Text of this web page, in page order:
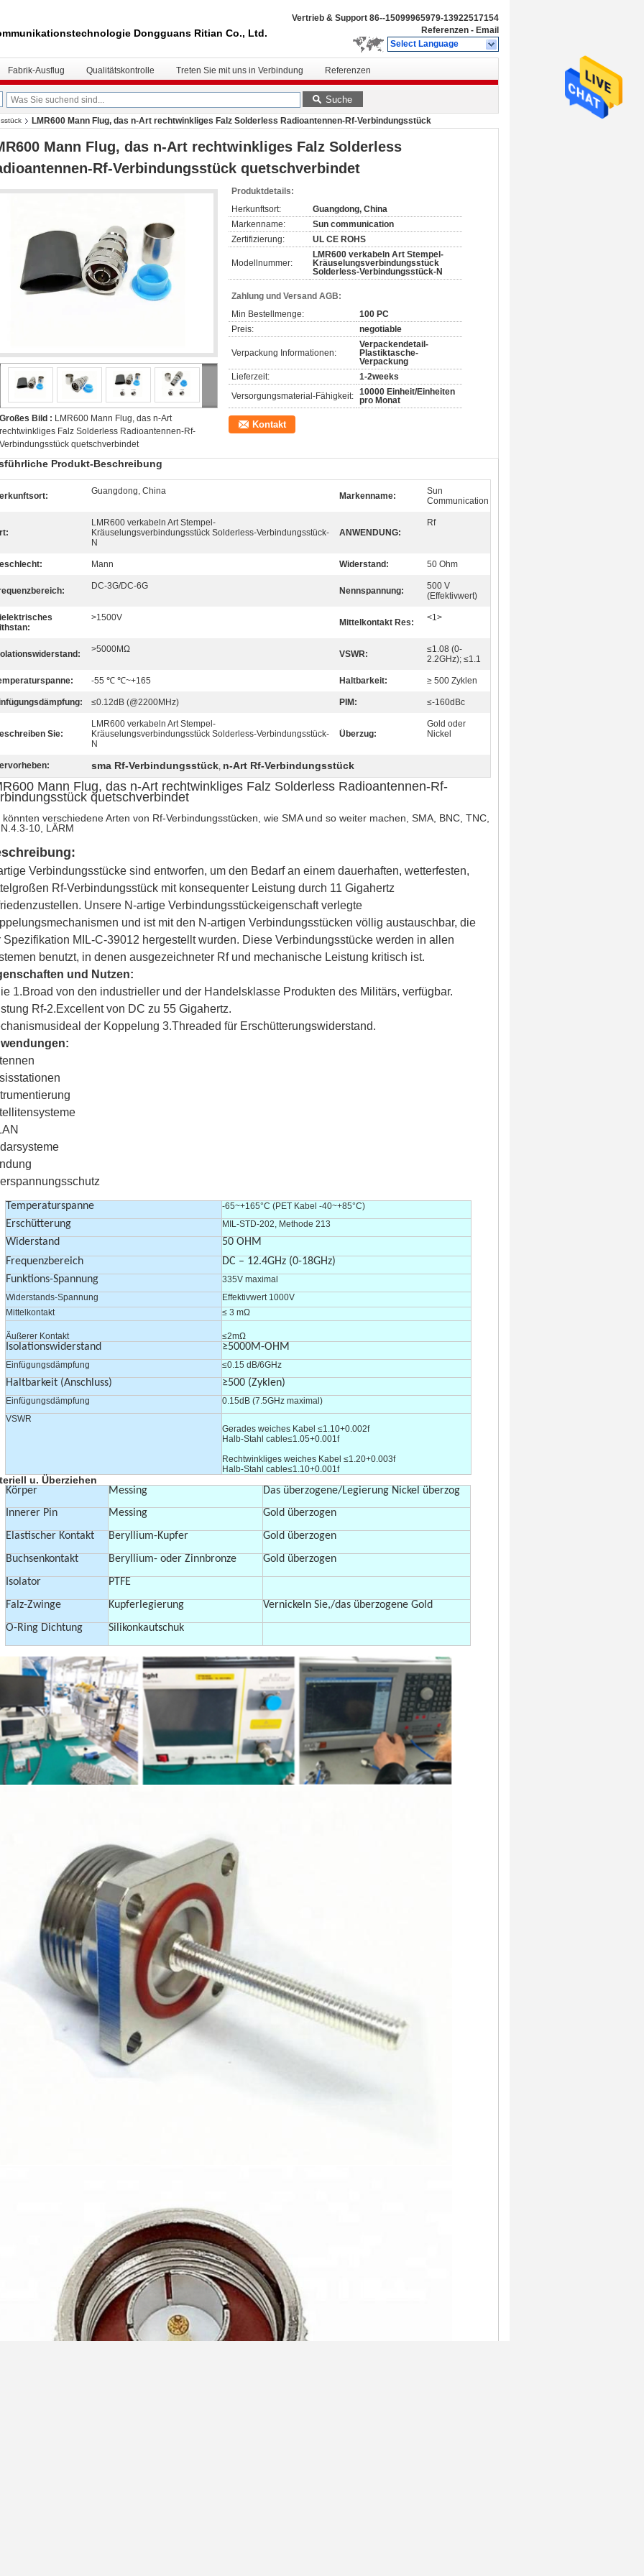
Dongguans Ritian Co., Ltd.
Vertrieb & Support 86--15099965979-13922517154
Referenzen - Email
Select Language
Fabrik-Ausflug Qualitätskontrolle Treten Sie mit uns in Verbindung Referenzen
Suche
LMR600 Mann Flug, das n-Art rechtwinkliges Falz Solderless Radioantennen-Rf-Verbindungsstück
Mann Flug, das n-Art rechtwinkliges Falz Solderless
Rf-Verbindungsstück quetschverbindet
Großes Bild : LMR600 Mann Flug, das n-Art
rechtwinkliges Falz Solderless Radioantennen-Rf-
Verbindungsstück quetschverbindet
Produktdetails:
Herkunftsort:
Guangdong, China
Markenname:
Sun communication
Zertifizierung:
UL CE ROHS
Modellnummer:
LMR600 verkabeln Art Stempel-
Kräuselungsverbindungsstück
Solderless-Verbindungsstück-N
Zahlung und Versand AGB:
Min Bestellmenge:
100 PC
Preis:
negotiable
Verpackung Informationen:
Verpackendetail-
Plastiktasche-
Verpackung
Lieferzeit:
1-2weeks
Versorgungsmaterial-Fähigkeit: 10000 Einheit/Einheiten
pro Monat
Kontakt
Produkt-Beschreibung
Guangdong, China Markenname:
Sun
Communication
LMR600 verkabeln Art Stempel-
Kräuselungsverbindungsstück Solderless-Verbindungsstück-
N
ANWENDUNG:
Rf
Mann Widerstand: 50 Ohm
DC-3G/DC-6G Nennspannung:
500 V
(Effektivwert)
>1500V Mittelkontakt Res: <1>
>5000MΩ VSWR:
≤1.08 (0-
2.2GHz); ≤1.1
-55 ℃ ℃~+165 Haltbarkeit: ≥ 500 Zyklen
≤0.12dB (@2200MHz) PIM: ≤-160dBc
Sie:
LMR600 verkabeln Art Stempel-
Kräuselungsverbindungsstück Solderless-Verbindungsstück-
N
Überzug:
Gold oder
Nickel
sma Rf-Verbindungsstück, n-Art Rf-Verbindungsstück
Mann Flug, das n-Art rechtwinkliges Falz Solderless Radioantennen-Rf-
quetschverbindet
könnten verschiedene Arten von Rf-Verbindungsstücken, wie SMA und so weiter machen, SMA, BNC, TNC,
10, LÄRM
Verbindungsstücke sind entworfen, um den Bedarf an einem dauerhaften, wetterfesten,
Rf-Verbindungsstück mit konsequenter Leistung durch 11 Gigahertz
Unsere N-artige Verbindungsstückeigenschaft verlegte
und ist mit den N-artigen Verbindungsstücken völlig austauschbar, die
Spezifikation MIL-C-39012 hergestellt wurden. Diese Verbindungsstücke werden in allen
benutzt, in denen ausgezeichneter Rf und mechanische Leistung kritisch ist.
und Nutzen:
1.Broad von den industrieller und der Handelsklasse Produkten des Militärs, verfügbar.
Rf-2.Excellent von DC zu 55 Gigahertz.
der Koppelung 3.Threaded für Erschütterungswiderstand.
Temperaturspanne -65~+165°C (PET Kabel -40~+85°C)
Erschütterung MIL-STD-202, Methode 213
Widerstand
50 OHM
Frequenzbereich
DC – 12.4GHz (0-18GHz)
Funktions-Spannung
335V maximal
Widerstands-Spannung
Effektivwert 1000V
Mittelkontakt
≤ 3 mΩ
Äußerer Kontakt ≤2mΩ
Isolationswiderstand ≥5000M-OHM
Einfügungsdämpfung ≤0.15 dB/6GHz
Haltbarkeit (Anschluss) ≥500 (Zyklen)
Einfügungsdämpfung
0.15dB (7.5GHz maximal)
VSWR
Gerades weiches Kabel ≤1.10+0.002f
Halb-Stahl cable≤1.05+0.001f
Rechtwinkliges weiches Kabel ≤1.20+0.003f
Halb-Stahl cable≤1.10+0.001f
u. Überziehen
Körper
Messing
Das überzogene/Legierung Nickel überzog
Innerer Pin
Messing
Gold überzogen
Elastischer Kontakt
Beryllium-Kupfer
Gold überzogen
Buchsenkontakt
Beryllium- oder Zinnbronze
Gold überzogen
Isolator
PTFE
Falz-Zwinge
Kupferlegierung
Vernickeln Sie,/das überzogene Gold
O-Ring Dichtung
Silikonkautschuk